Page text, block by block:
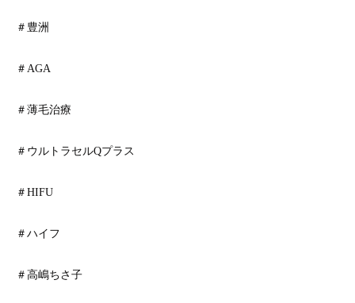
＃豊洲
＃AGA
＃薄毛治療
＃ウルトラセルQプラス
＃HIFU
＃ハイフ
＃高嶋ちさ子